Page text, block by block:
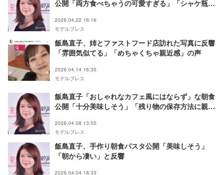
公開「両方食べちゃうの可愛すぎる」「シャケ瓶最
2026.04.22 16:16
モデルプレス
飯島直子、姉とファストフード店訪れた写真に反響
「雰囲気似てる」「めちゃくちゃ親近感」の声
2026.04.14 16:35
モデルプレス
飯島直子「おしゃれなカフェ風にはならず」な朝食
公開「十分美味しそう」「残り物の保存方法に親近
2026.04.08 13:55
モデルプレス
飯島直子、手作り朝食パスタ公開「美味しそう」
「朝から凄い」と反響
2026.04.04 18:33